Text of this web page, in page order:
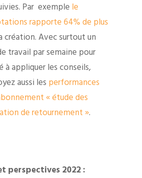
Par exemple le
rapporte 64% de plus
création. Avec surtout un
travail par semaine pour
à appliquer les conseils,
aussi les performances
« étude des
de retournement ».
perspectives 2022 :